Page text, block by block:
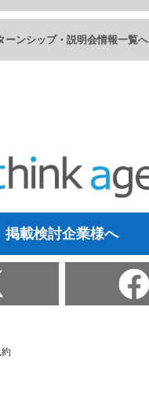
ーンシップ・説明会情報一覧へ
掲載検討企業様へ